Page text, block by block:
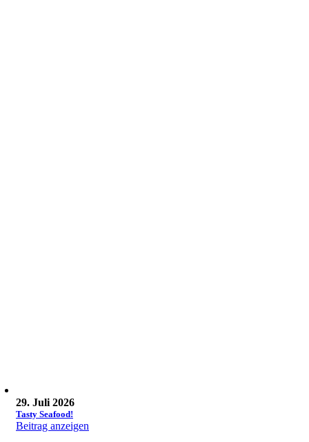
29. Juli 2026
Tasty Seafood!
Beitrag anzeigen